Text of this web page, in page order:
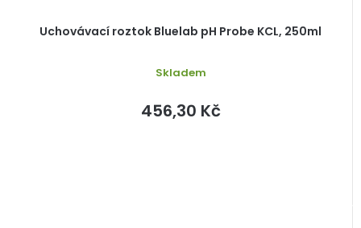
Uchovávací roztok Bluelab pH Probe KCL, 250ml
Skladem
456,30 Kč